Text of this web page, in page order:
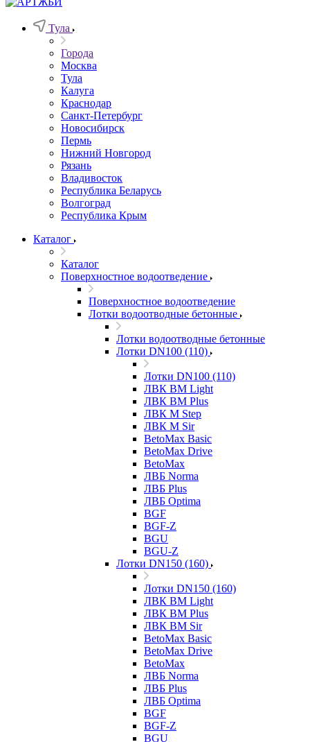
Тула
Города
Москва
Тула
Калуга
Краснодар
Санкт-Петербург
Новосибирск
Пермь
Нижний Новгород
Рязань
Владивосток
Республика Беларусь
Волгоград
Республика Крым
Каталог
Каталог
Поверхностное водоотведение
Поверхностное водоотведение
Лотки водоотводные бетонные
Лотки водоотводные бетонные
Лотки DN100 (110)
Лотки DN100 (110)
ЛВК ВМ Light
ЛВК ВМ Plus
ЛВК М Step
ЛВК М Sir
BetoMax Basic
BetoMax Drive
BetoMax
ЛВБ Norma
ЛВБ Plus
ЛВБ Optima
BGF
BGF-Z
BGU
BGU-Z
Лотки DN150 (160)
Лотки DN150 (160)
ЛВК ВМ Light
ЛВК ВМ Plus
ЛВК ВМ Sir
BetoMax Basic
BetoMax Drive
BetoMax
ЛВБ Norma
ЛВБ Plus
ЛВБ Optima
BGF
BGF-Z
BGU